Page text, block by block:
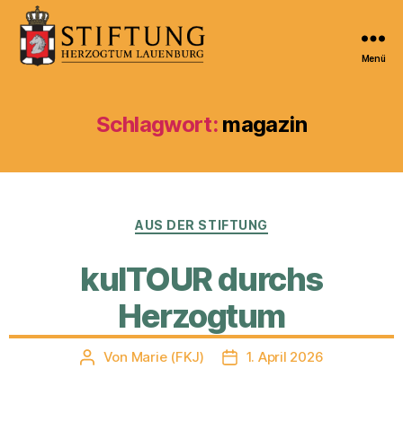
Menü
Schlagwort: magazin
Kategorien
AUS DER STIFTUNG
kulTOUR durchs
Herzogtum
Beitragsautor
Von Marie (FKJ) Veröffentlichungsdatum
1. April 2026